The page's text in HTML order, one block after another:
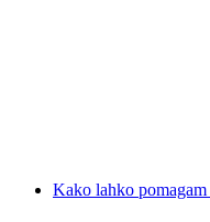
Kako lahko